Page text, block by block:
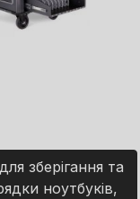
зберігання та
ноутбуків,